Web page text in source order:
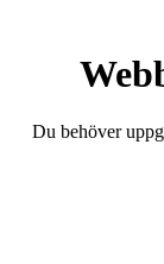
Du behöver